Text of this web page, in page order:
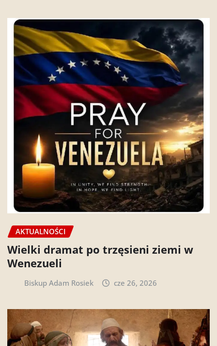
AKTUALNOŚCI
Wielki dramat po trzęsieni ziemi w
Wenezueli
Biskup Adam Rosiek cze 26, 2026